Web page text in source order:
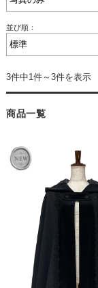
並び順：
3件中1件～3件を表示
商品一覧